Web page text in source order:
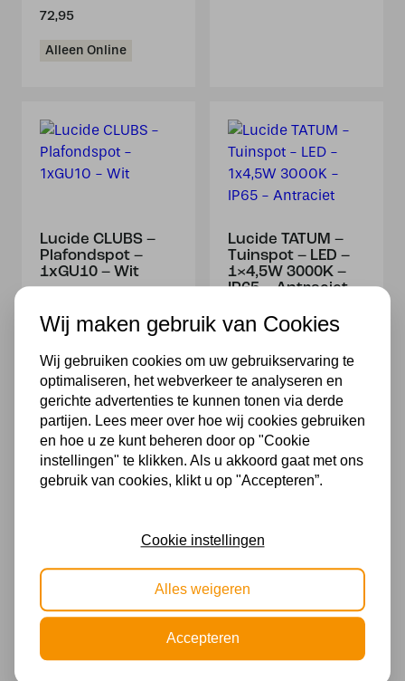
72,95
Alleen Online
Lucide CLUBS –
Plafondspot –
1xGU10 – Wit
Lucide TATUM –
Tuinspot – LED –
1×4,5W 3000K –
IP65 – Antraciet
Lucide TISSAJA –
Tafellamp – Ø 35
cm – 1xE27 – Wit |
99,95
Lucide NIGEL –
Plafondspot – LED
Dim to warm –
GU10 – 2x5W
Wit
104,95
Wij maken gebruik van Cookies
Wij gebruiken cookies om uw gebruikservaring te
optimaliseren, het webverkeer te analyseren en
gerichte advertenties te kunnen tonen via derde
partijen. Lees meer over hoe wij cookies gebruiken
en hoe u ze kunt beheren door op "Cookie
instellingen" te klikken. Als u akkoord gaat met ons
gebruik van cookies, klikt u op "Accepteren”.
Cookie instellingen
Alles weigeren
Accepteren